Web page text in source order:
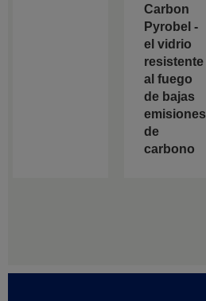
Carbon
Pyrobel -
el vidrio
resistente
al fuego
de bajas
emisiones
de
carbono